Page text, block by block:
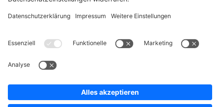
Splendid (German)
Shopware 6 - Product Feedback &
Terms & Conditions Privacy Legal notice Sitemap Cookie settings